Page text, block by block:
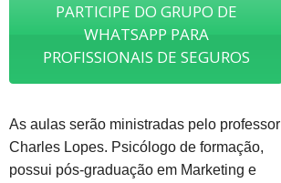
PARTICIPE DO GRUPO DE
WHATSAPP PARA
PROFISSIONAIS DE SEGUROS
As aulas serão ministradas pelo professor
Charles Lopes. Psicólogo de formação,
possui pós-graduação em Marketing e